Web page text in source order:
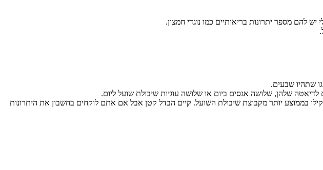
להם מספר יתרונות בריאותיים כמו נוגדי חמצון.
שתהיו שבעים.
בממוצע יותר מקבוצת שיבולת השועל. קיים הבדל קטן אבל אם אתם לוקחים בחשבון את היתרונות